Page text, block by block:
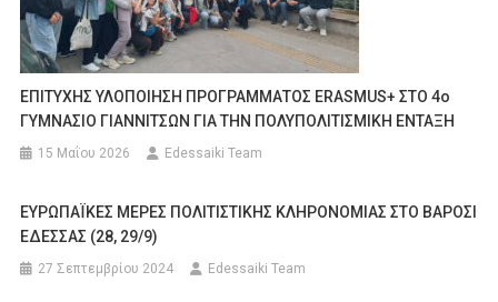
ΕΠΙΤΥΧΗΣ ΥΛΟΠΟΙΗΣΗ ΠΡΟΓΡΑΜΜΑΤΟΣ ERASMUS+ ΣΤΟ 4ο
ΓΥΜΝΑΣΙΟ ΓΙΑΝΝΙΤΣΩΝ ΓΙΑ ΤΗΝ ΠΟΛΥΠΟΛΙΤΙΣΜΙΚΗ ΕΝΤΑΞΗ
15 Μαΐου 2026 Edessaiki Team
ΕΥΡΩΠΑΪΚΕΣ ΜΕΡΕΣ ΠΟΛΙΤΙΣΤΙΚΗΣ ΚΛΗΡΟΝΟΜΙΑΣ ΣΤΟ ΒΑΡΟΣΙ
ΕΔΕΣΣΑΣ (28, 29/9)
27 Σεπτεμβρίου 2024 Edessaiki Team